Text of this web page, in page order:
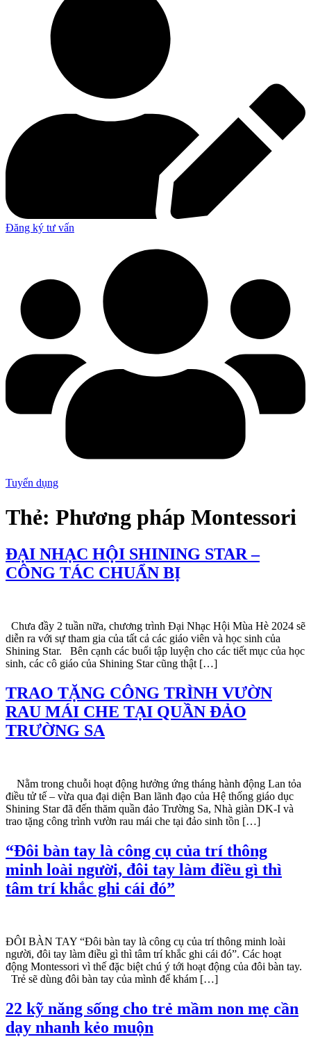
Đăng ký tư vấn
Tuyển dụng
Thẻ: Phương pháp Montessori
ĐẠI NHẠC HỘI SHINING STAR –
CÔNG TÁC CHUẨN BỊ
Chưa đầy 2 tuần nữa, chương trình Đại Nhạc Hội Mùa Hè 2024 sẽ
diễn ra với sự tham gia của tất cả các giáo viên và học sinh của
Shining Star. Bên cạnh các buổi tập luyện cho các tiết mục của học
sinh, các cô giáo của Shining Star cũng thật […]
TRAO TẶNG CÔNG TRÌNH VƯỜN
RAU MÁI CHE TẠI QUẦN ĐẢO
TRƯỜNG SA
Nằm trong chuỗi hoạt động hưởng ứng tháng hành động Lan tỏa
điều tử tế – vừa qua đại diện Ban lãnh đạo của Hệ thống giáo dục
Shining Star đã đến thăm quần đảo Trường Sa, Nhà giàn DK-I và
trao tặng công trình vườn rau mái che tại đảo sinh tồn […]
“Đôi bàn tay là công cụ của trí thông
minh loài người, đôi tay làm điều gì thì
tâm trí khắc ghi cái đó”
ĐÔI BÀN TAY “Đôi bàn tay là công cụ của trí thông minh loài
người, đôi tay làm điều gì thì tâm trí khắc ghi cái đó”. Các hoạt
động Montessori vì thế đặc biệt chú ý tới hoạt động của đôi bàn tay.
Trẻ sẽ dùng đôi bàn tay của mình để khám […]
22 kỹ năng sống cho trẻ mầm non mẹ cần
dạy nhanh kẻo muộn